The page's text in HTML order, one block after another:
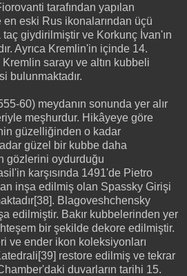
tarafından yapılan
eski Rus ikonalarından üçü
giydirilmiştir ve Korkunç İvan'ın
Ayrıca Kremlin'in içinde 14.
sarayı ve altın kubbeli
bulunmaktadır.
60) meydanın sonunda yer alır
meşhurdur. Hikâyeye göre
güzelliğinden o kadar
güzel bir kubbe daha
gözlerini oydurduğu
karşısında 1491'de Pietro
inşa edilmiş olan Spassky Girişi
Blagoveshchensky
edilmiştir. Bakır kubbelerinden yer
bir şekilde dekore edilmiştir.
ve ender ikon koleksiyonları
restore edilmiş ve tekrar
duvarların tarihi 15.